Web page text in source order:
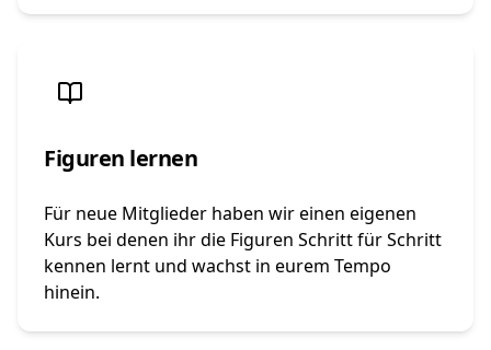
Figuren lernen
Für neue Mitglieder haben wir einen eigenen
Kurs bei denen ihr die Figuren Schritt für Schritt
kennen lernt und wachst in eurem Tempo
hinein.